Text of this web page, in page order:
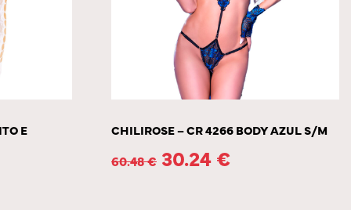
E CHILIROSE – CR 4266 BODY AZUL S/M
60.48€ 30.24 €